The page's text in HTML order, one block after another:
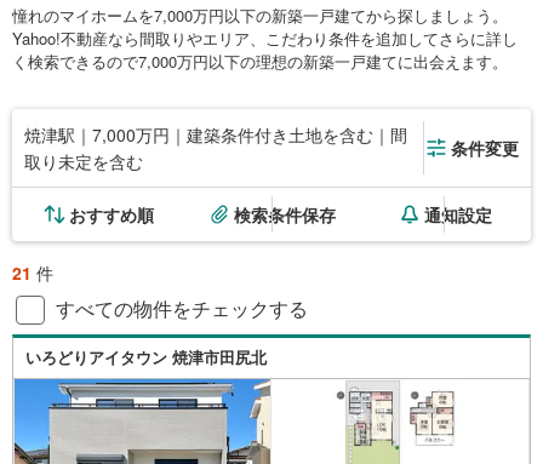
憧れのマイホームを7,000万円以下の新築一戸建てから探しましょう。
Yahoo!不動産なら間取りやエリア、こだわり条件を追加してさらに詳し
く検索できるので7,000万円以下の理想の新築一戸建てに出会えます。
焼津駅｜7,000万円｜建築条件付き土地を含む｜間
取り未定を含む
条件変更
おすすめ順 検索条件保存 通知設定
21 件
すべての物件をチェックする
いろどりアイタウン 焼津市田尻北